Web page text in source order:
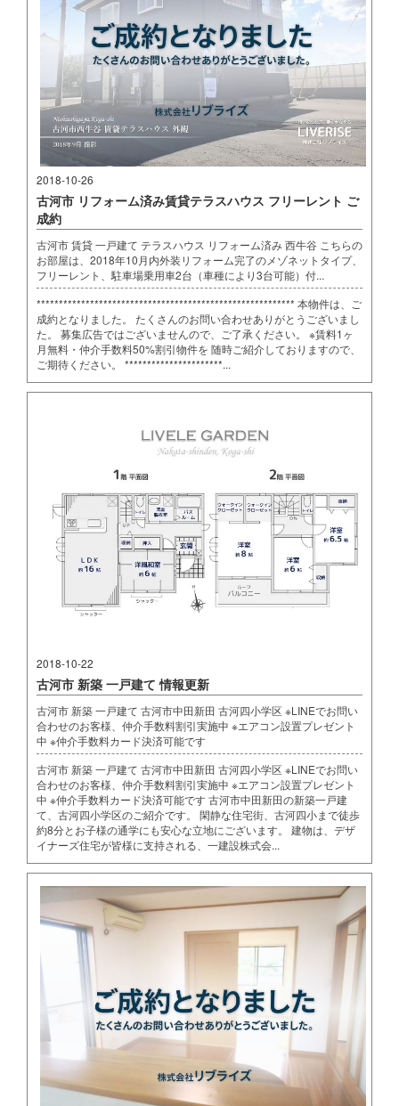
2018-10-26
古河市 リフォーム済み賃貸テラスハウス フリーレント ご
成約
古河市 賃貸 一戸建て テラスハウス リフォーム済み 西牛谷 こちらの
お部屋は、2018年10月内外装リフォーム完了のメゾネットタイプ、
フリーレント、駐車場乗用車2台（車種により3台可能）付...
********************************************************** 本物件は、ご
成約となりました。 たくさんのお問い合わせありがとうございまし
た。 募集広告ではございませんので、ご了承ください。 ※賃料1ヶ
月無料・仲介手数料50%割引物件を 随時ご紹介しておりますので、
ご期待ください。 **********************...
2018-10-22
古河市 新築 一戸建て 情報更新
古河市 新築 一戸建て 古河市中田新田 古河四小学区 ※LINEでお問い
合わせのお客様、仲介手数料割引実施中 ※エアコン設置プレゼント
中 ※仲介手数料カード決済可能です
古河市 新築 一戸建て 古河市中田新田 古河四小学区 ※LINEでお問い
合わせのお客様、仲介手数料割引実施中 ※エアコン設置プレゼント
中 ※仲介手数料カード決済可能です 古河市中田新田の新築一戸建
て、古河四小学区のご紹介です。 閑静な住宅街、古河四小まで徒歩
約8分とお子様の通学にも安心な立地にございます。 建物は、デザ
イナーズ住宅が皆様に支持される、一建設株式会...